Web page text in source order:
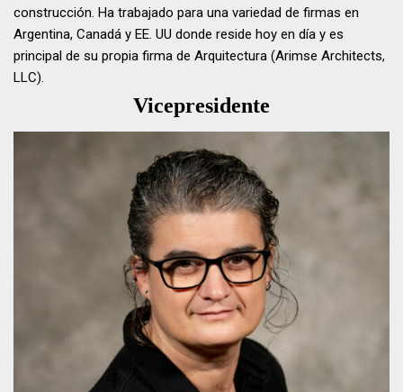
construcción. Ha trabajado para una variedad de firmas en
Argentina, Canadá y EE. UU donde reside hoy en día y es
principal de su propia firma de Arquitectura (Arimse Architects,
LLC).
Vicepresidente